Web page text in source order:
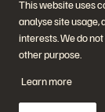
This website uses
analyse site usage,
interests. We do
other purpose.
Learn more
Segui
©